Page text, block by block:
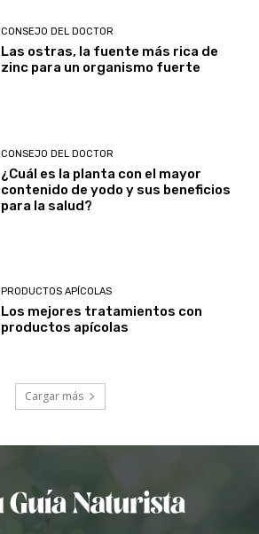
CONSEJO DEL DOCTOR
Las ostras, la fuente más rica de
zinc para un organismo fuerte
CONSEJO DEL DOCTOR
¿Cuál es la planta con el mayor
contenido de yodo y sus beneficios
para la salud?
PRODUCTOS APÍCOLAS
Los mejores tratamientos con
productos apícolas
Cargar más